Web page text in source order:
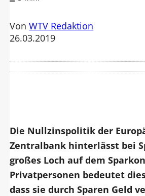
VonWTV Redaktion
26.03.2019
Die Nullzinspolitik der
Zentralbank hinterlässt bei
großes Loch auf dem
Privatpersonen bedeutet
dass sie durch Sparen Geld